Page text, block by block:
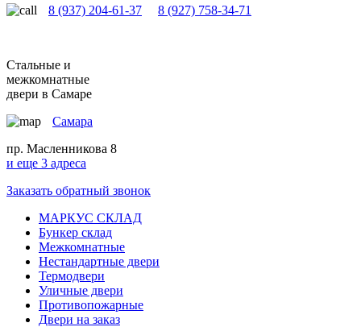
8 (937) 204-61-37
8 (927) 758-34-71
Стальные и
межкомнатные
двери в Самаре
Самара
пр. Масленникова 8
и еще 3 адреса
Заказать обратный звонок
МАРКУС СКЛАД
Бункер склад
Межкомнатные
Нестандартные двери
Термодвери
Уличные двери
Противопожарные
Двери на заказ